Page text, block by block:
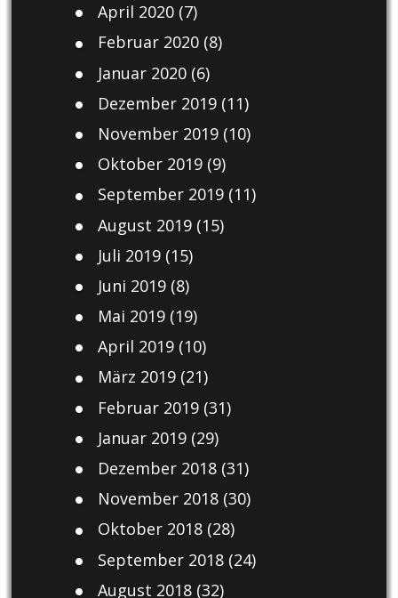
April 2020(7)
Februar 2020(8)
Januar 2020(6)
Dezember 2019(11)
November 2019(10)
Oktober 2019(9)
September 2019(11)
August 2019(15)
Juli 2019(15)
Juni 2019(8)
Mai 2019(19)
April 2019(10)
März 2019(21)
Februar 2019(31)
Januar 2019(29)
Dezember 2018(31)
November 2018(30)
Oktober 2018(28)
September 2018(24)
August 2018(32)